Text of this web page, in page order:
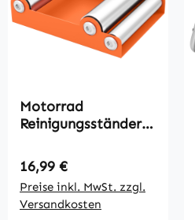
Motorrad
Reinigungsständer
Drehhilfe Fahrrad
Regulärer Preis:
16,99 €
Preise inkl. MwSt. zzgl.
Versandkosten